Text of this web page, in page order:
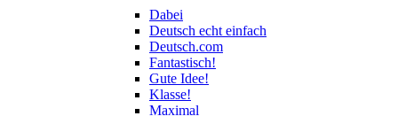
Dabei
Deutsch echt einfach
Deutsch.com
Fantastisch!
Gute Idee!
Klasse!
Maximal